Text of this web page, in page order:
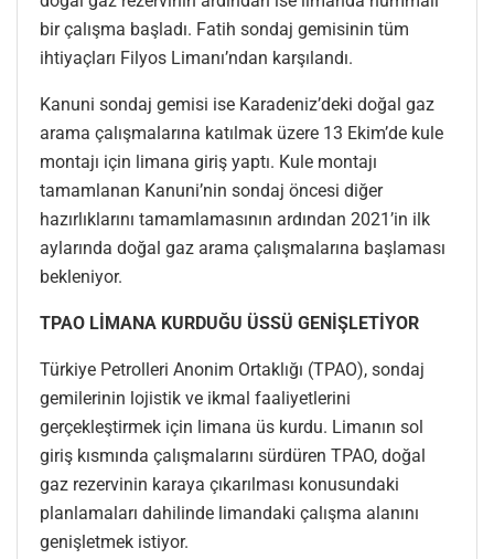
bir çalışma başladı. Fatih sondaj gemisinin tüm
ihtiyaçları Filyos Limanı’ndan karşılandı.
Kanuni sondaj gemisi ise Karadeniz’deki doğal gaz
arama çalışmalarına katılmak üzere 13 Ekim’de kule
montajı için limana giriş yaptı. Kule montajı
tamamlanan Kanuni’nin sondaj öncesi diğer
hazırlıklarını tamamlamasının ardından 2021’in ilk
aylarında doğal gaz arama çalışmalarına başlaması
bekleniyor.
TPAO LİMANA KURDUĞU ÜSSÜ GENİŞLETİYOR
Türkiye Petrolleri Anonim Ortaklığı (TPAO), sondaj
gemilerinin lojistik ve ikmal faaliyetlerini
gerçekleştirmek için limana üs kurdu. Limanın sol
giriş kısmında çalışmalarını sürdüren TPAO, doğal
gaz rezervinin karaya çıkarılması konusundaki
planlamaları dahilinde limandaki çalışma alanını
genişletmek istiyor.